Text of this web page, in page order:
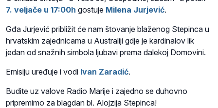
7. veljače u 17:00h gostuje Milena Jurjević.
Gđa Jurjević približit će nam štovanje blaženog Stepinca u
hrvatskim zajednicama u Australiji gdje je kardinalov lik
jedan od snažnih simbola ljubavi prema dalekoj Domovini.
Emisiju uređuje i vodi Ivan Zaradić.
Budite uz valove Radio Marije i zajedno se duhovno
pripremimo za blagdan bl. Alojzija Stepinca!